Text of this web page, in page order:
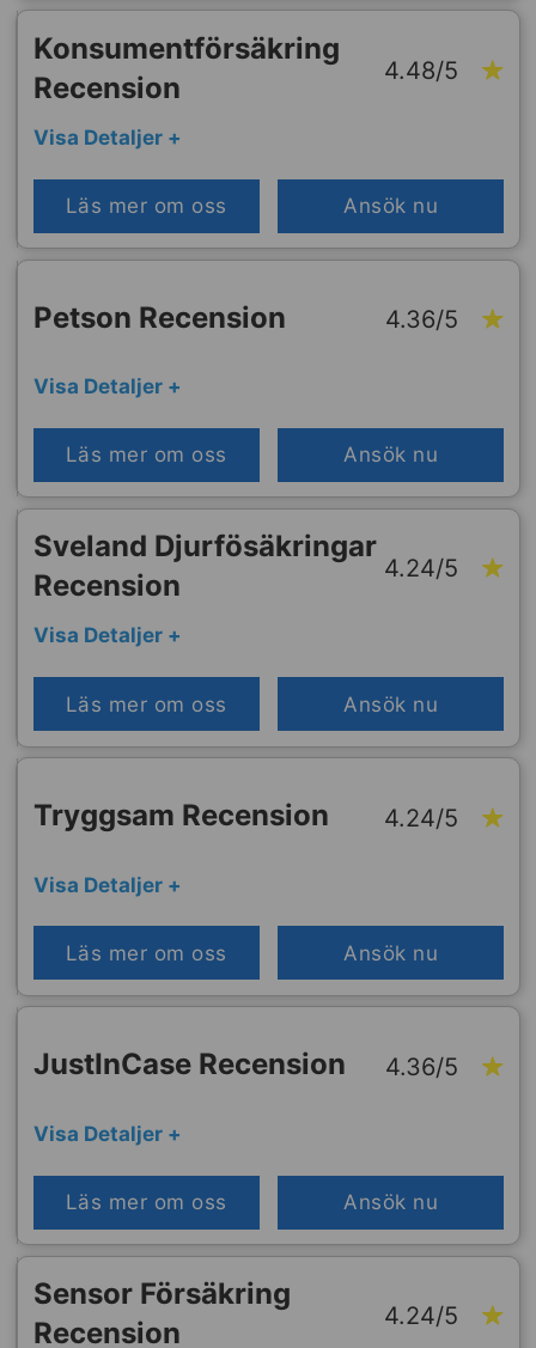
Konsumentförsäkring
Recension
4.48/5
Visa Detaljer +
Läs mer om oss Ansök nu
Petson Recension 4.36/5
Visa Detaljer +
Läs mer om oss Ansök nu
Sveland Djurfösäkringar
Recension
4.24/5
Visa Detaljer +
Läs mer om oss Ansök nu
Tryggsam Recension 4.24/5
Visa Detaljer +
Läs mer om oss Ansök nu
JustInCase Recension 4.36/5
Visa Detaljer +
Läs mer om oss Ansök nu
Sensor Försäkring
Recension
4.24/5